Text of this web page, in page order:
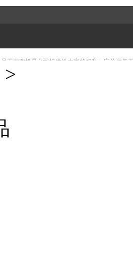
员工内购机是公司提供给大家的福利，定价远低
>